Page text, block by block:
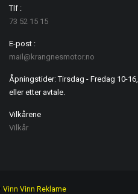
Tlf :
73 52 15 15
E-post :
mail@krangnesmotor.no
Åpningstider: Tirsdag - Fredag 10-16,
eller etter avtale.
Vilkårene
Vilkår
Vinn Vinn Reklame